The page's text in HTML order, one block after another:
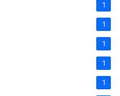
1
1
1
1
1